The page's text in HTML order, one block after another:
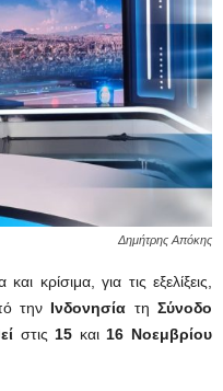
Δημήτρης Απόκης
κρίσιμα, για τις εξελίξεις,
τηνΙνδονησία τη Σύνοδο
στις 15 και 16 Νοεμβρίου